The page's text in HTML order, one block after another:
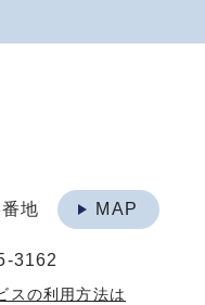
番地 MAP
3162
スの利用方法は